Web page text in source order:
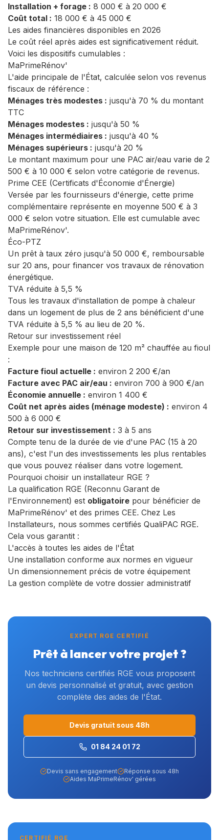
Installation + forage : 8 000 € à 20 000 €
Coût total : 18 000 € à 45 000 €
Les aides financières disponibles en 2026
Le coût réel après aides est significativement réduit.
Voici les dispositifs cumulables :
MaPrimeRénov'
L'aide principale de l'État, calculée selon vos revenus
fiscaux de référence :
Ménages très modestes : jusqu'à 70 % du montant
TTC
Ménages modestes : jusqu'à 50 %
Ménages intermédiaires : jusqu'à 40 %
Ménages supérieurs : jusqu'à 20 %
Le montant maximum pour une PAC air/eau varie de 2
500 € à 10 000 € selon votre catégorie de revenus.
Prime CEE (Certificats d'Économie d'Énergie)
Versée par les fournisseurs d'énergie, cette prime
complémentaire représente en moyenne 500 € à 3
000 € selon votre situation. Elle est cumulable avec
MaPrimeRénov'.
Éco-PTZ
Un prêt à taux zéro jusqu'à 50 000 €, remboursable
sur 20 ans, pour financer vos travaux de rénovation
énergétique.
TVA réduite à 5,5 %
Tous les travaux d'installation de pompe à chaleur
dans un logement de plus de 2 ans bénéficient d'une
TVA réduite à 5,5 % au lieu de 20 %.
Retour sur investissement réel
Exemple pour une maison de 120 m² chauffée au fioul
:
Facture fioul actuelle : environ 2 200 €/an
Facture avec PAC air/eau : environ 700 à 900 €/an
Économie annuelle : environ 1 400 €
Coût net après aides (ménage modeste) : environ 4
500 à 6 000 €
Retour sur investissement : 3 à 5 ans
Compte tenu de la durée de vie d'une PAC (15 à 20
ans), c'est l'un des investissements les plus rentables
que vous pouvez réaliser dans votre logement.
Pourquoi choisir un installateur RGE ?
La qualification RGE (Reconnu Garant de
l'Environnement) est obligatoire pour bénéficier de
MaPrimeRénov' et des primes CEE. Chez Les
Installateurs, nous sommes certifiés QualiPAC RGE.
Cela vous garantit :
L'accès à toutes les aides de l'État
Une installation conforme aux normes en vigueur
Un dimensionnement précis de votre équipement
La gestion complète de votre dossier administratif
EXPERT RGE CERTIFIÉ
Prêt à lancer votre projet ?
Nos techniciens certifiés RGE vous proposent
un devis personnalisé et gratuit, avec gestion
complète des aides de l'État.
Devis gratuit sous 48h
01 84 24 01 72
Devis sans engagement
Réponse sous 48h
Aides MaPrimeRénov' gérées
CERTIFIÉ RGE